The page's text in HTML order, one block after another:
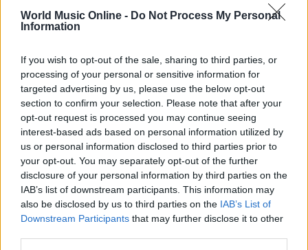
World Music Online - Do Not Process My Personal
Information
If you wish to opt-out of the sale, sharing to third parties, or
processing of your personal or sensitive information for
targeted advertising by us, please use the below opt-out
section to confirm your selection. Please note that after your
opt-out request is processed you may continue seeing
interest-based ads based on personal information utilized by
us or personal information disclosed to third parties prior to
your opt-out. You may separately opt-out of the further
disclosure of your personal information by third parties on the
IAB’s list of downstream participants. This information may
also be disclosed by us to third parties on the IAB’s List of
Downstream Participants that may further disclose it to other
AUTORE
Redazione